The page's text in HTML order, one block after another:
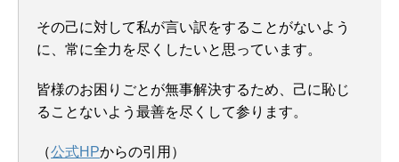
その己に対して私が言い訳をすることがないよう
に、常に全力を尽くしたいと思っています。
皆様のお困りごとが無事解決するため、己に恥じ
ることないよう最善を尽くして参ります。
（公式HPからの引用）